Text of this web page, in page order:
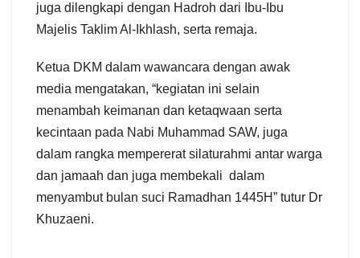
juga dilengkapi dengan Hadroh dari Ibu-Ibu
Majelis Taklim Al-Ikhlash, serta remaja.
Ketua DKM dalam wawancara dengan awak
media mengatakan, “kegiatan ini selain
menambah keimanan dan ketaqwaan serta
kecintaan pada Nabi Muhammad SAW, juga
dalam rangka mempererat silaturahmi antar warga
dan jamaah dan juga membekali dalam
menyambut bulan suci Ramadhan 1445H” tutur Dr
Khuzaeni.